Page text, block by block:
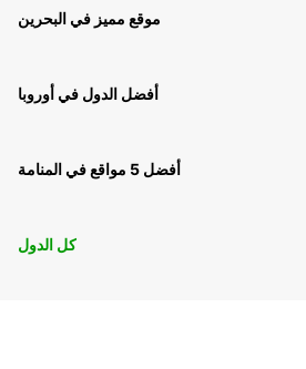
موقع مميز في البحرين
أفضل الدول في أوروبا
أفضل 5 مواقع في المنامة
كل الدول